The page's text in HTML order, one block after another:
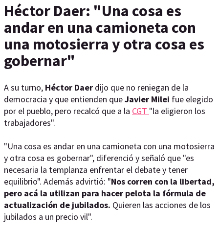
Héctor Daer: "Una cosa es
andar en una camioneta con
una motosierra y otra cosa es
gobernar"
A su turno, Héctor Daer dijo que no reniegan de la
democracia y que entienden queJavier Milei fue elegido
por el pueblo, pero recalcó que a la CGT "la eligieron los
trabajadores".
"Una cosa es andar en una camioneta con una motosierra
y otra cosa es gobernar", diferenció y señaló que "es
necesaria la templanza enfrentar el debate y tener
equilibrio". Además advirtió: "Nos corren con la libertad,
pero acá la utilizan para hacer pelota la fórmula de
actualización de jubilados. Quieren las acciones de los
jubilados a un precio vil".